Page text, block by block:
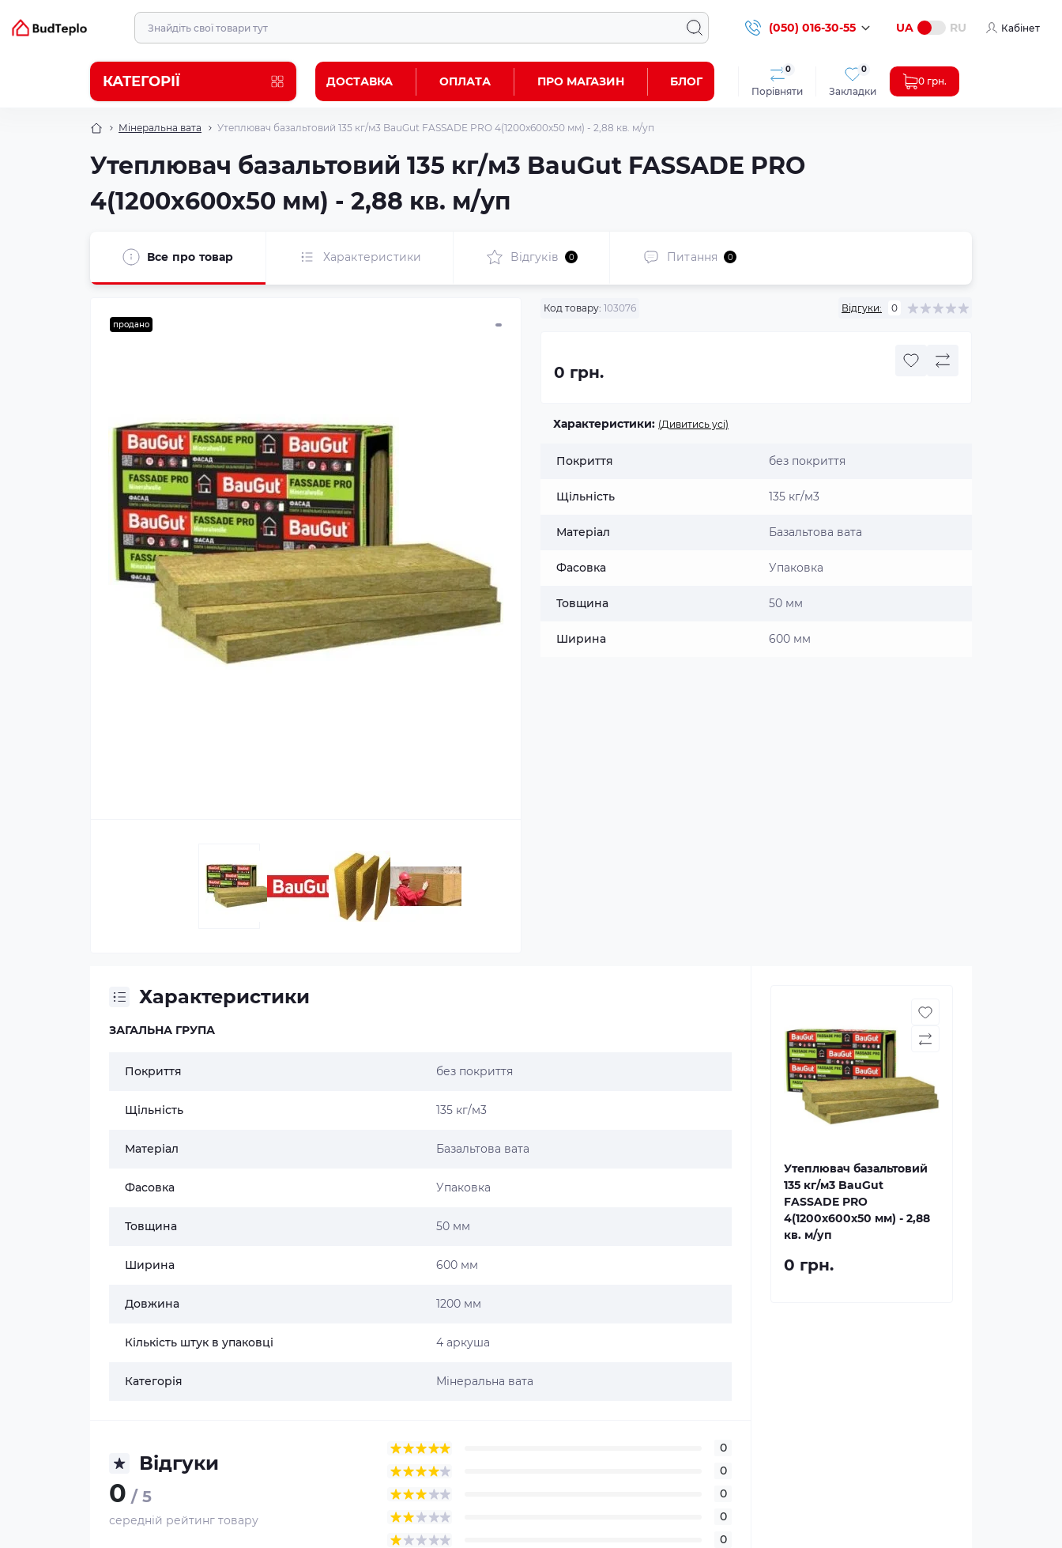
(050) 016-30-55 UA RU Кабінет
КАТЕГОРІЇ ДОСТАВКА ОПЛАТА ПРО МАГАЗИН БЛОГ
Порівняти
0
Закладки
0
0 грн.
Мінеральна вата Утеплювач базальтовий 135 кг/м3 BauGut FASSADE PRO 4(1200x600x50 мм) - 2,88 кв. м/уп
Утеплювач базальтовий 135 кг/м3 BauGut FASSADE PRO
4(1200x600x50 мм) - 2,88 кв. м/уп
Все про товар Характеристики Відгуків 0 Питання 0
продано
Код товару: 103076 Відгуки: 0
0 грн.
Характеристики: (Дивитись усі)
Покриття без покриття
Щільність 135 кг/м3
Матеріал Базальтова вата
Фасовка Упаковка
Товщина 50 мм
Ширина 600 мм
Характеристики
ЗАГАЛЬНА ГРУПА
Покриття без покриття
Щільність 135 кг/м3
Матеріал Базальтова вата
Фасовка Упаковка
Товщина 50 мм
Ширина 600 мм
Довжина 1200 мм
Кількість штук в упаковці 4 аркуша
Категорія Мінеральна вата
Відгуки
0 / 5
середній рейтинг товару
0
0
0
0
0
Утеплювач базальтовий
135 кг/м3 BauGut
FASSADE PRO
4(1200x600x50 мм) - 2,88
кв. м/уп
0 грн.